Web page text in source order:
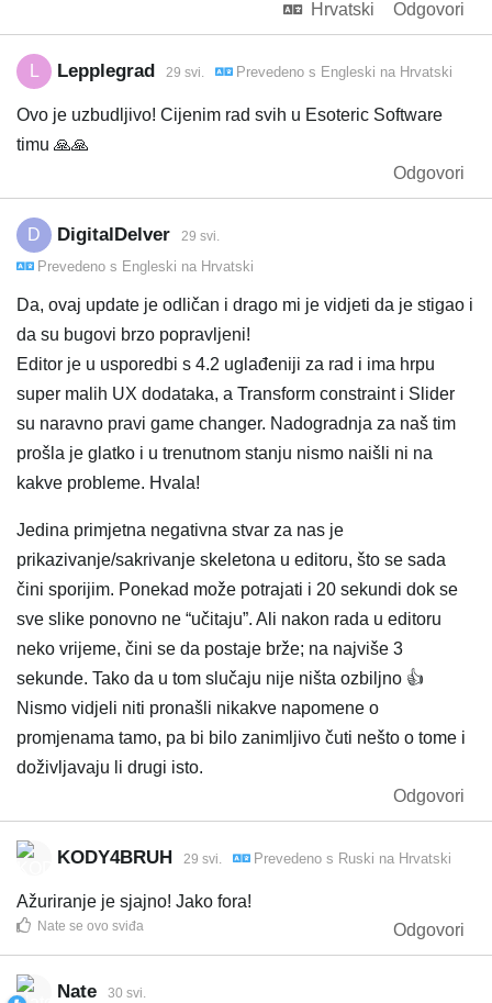
Hrvatski
Odgovori
Lepplegrad 29 svi. Prevedeno s Engleski na Hrvatski
Ovo je uzbudljivo! Cijenim rad svih u Esoteric Software
timu 🙏🙏
Odgovori
D DigitalDelver 29 svi.
Prevedeno s Engleski na Hrvatski
Da, ovaj update je odličan i drago mi je vidjeti da je stigao i
da su bugovi brzo popravljeni!
Editor je u usporedbi s 4.2 uglađeniji za rad i ima hrpu
super malih UX dodataka, a Transform constraint i Slider
su naravno pravi game changer. Nadogradnja za naš tim
prošla je glatko i u trenutnom stanju nismo naišli ni na
kakve probleme. Hvala!
Jedina primjetna negativna stvar za nas je
prikazivanje/sakrivanje skeletona u editoru, što se sada
čini sporijim. Ponekad može potrajati i 20 sekundi dok se
sve slike ponovno ne “učitaju”. Ali nakon rada u editoru
neko vrijeme, čini se da postaje brže; na najviše 3
sekunde. Tako da u tom slučaju nije ništa ozbiljno 👍️
Nismo vidjeli niti pronašli nikakve napomene o
promjenama tamo, pa bi bilo zanimljivo čuti nešto o tome i
doživljavaju li drugi isto.
Odgovori
KODY4BRUH 29 svi. Prevedeno s Ruski na Hrvatski
Ažuriranje je sjajno! Jako fora!
Odgovori
Nate se ovo sviđa
Nate 30 svi.